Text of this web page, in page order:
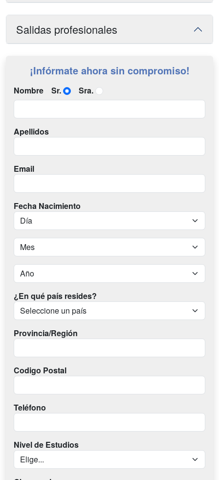
Salidas profesionales
¡Infórmate ahora sin compromiso!
Nombre Sr. Sra.
Apellidos
Email
Fecha Nacimiento
¿En qué país resides?
Provincia/Región
Codigo Postal
Teléfono
Nivel de Estudios